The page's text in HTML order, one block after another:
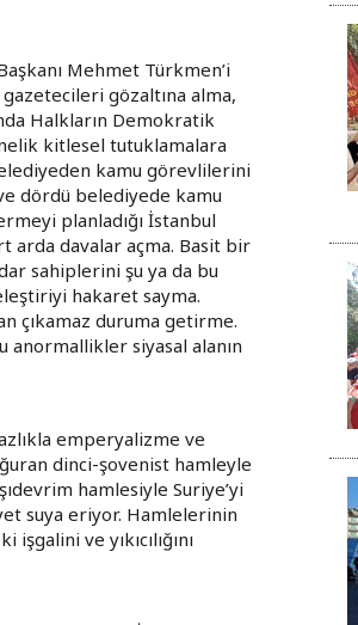
Mehmet Türkmen’i
gözaltına alma,
Halkların Demokratik
kitlesel tutuklamalara
kamu görevlilerini
dördü belediyede kamu
planladığı İstanbul
arda davalar açma. Basit bir
sahiplerini şu ya da bu
hakaret sayma.
çıkamaz duruma getirme.
anormallikler siyasal alanın
emperyalizme ve
dinci-şovenist hamleyle
hamlesiyle Suriye’yi
suya eriyor. Hamlelerinin
ve yıkıcılığını